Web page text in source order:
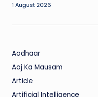
1 August 2026
Aadhaar
Aaj Ka Mausam
Article
Artificial Intelligence